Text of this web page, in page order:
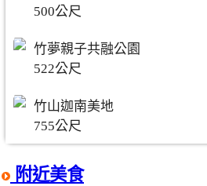
500公尺
竹夢親子共融公園
522公尺
竹山迦南美地
755公尺
附近美食